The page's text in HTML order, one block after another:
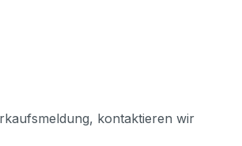
kontaktieren wir